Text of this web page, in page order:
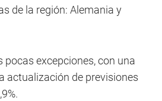
de la región: Alemania y
pocas excepciones, con una
actualización de previsiones